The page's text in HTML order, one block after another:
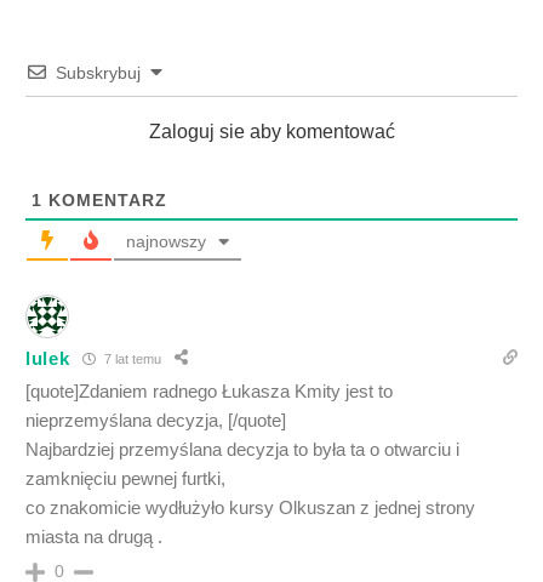
Subskrybuj
Zaloguj sie aby komentować
1 KOMENTARZ
najnowszy
lulek 7 lat temu
[quote]Zdaniem radnego Łukasza Kmity jest to
nieprzemyślana decyzja, [/quote]
Najbardziej przemyślana decyzja to była ta o otwarciu i
zamknięciu pewnej furtki,
co znakomicie wydłużyło kursy Olkuszan z jednej strony
miasta na drugą .
0